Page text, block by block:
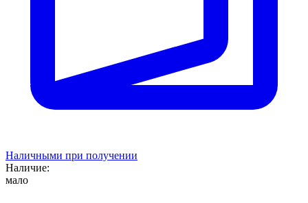
Наличными при получении
Наличие:
мало